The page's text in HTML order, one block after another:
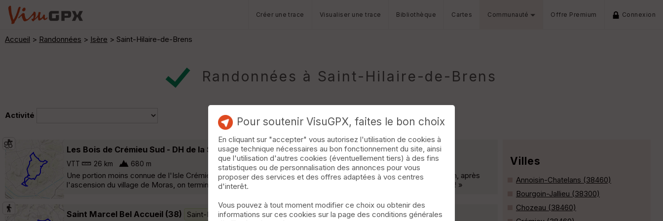
Créer une trace Visualiser une trace Bibliothèque Cartes Communauté Offre Premium Connexion
Accueil > Randonnées > Isère > Saint-Hilaire-de-Brens
Randonnées à Saint-Hilaire-de-Brens
Activité
Les Bois de Crémieu Sud - DH de la Source des Truppes Villemoirieu
VTT 26 km 680 m
Une portion moins connue de l'Isle Crémieu avec la traversée des Bois du Traversa, de Chaugnieux et du Plantiman, après
l'ascension du village de Moras, on termine par la DH de la Source des Truppes qui peut s'avérer très ruisselante ! ! »
Saint Marcel Bel Accueil (38) Saint-Marcel-Bel-Accueil
Villes
Annoisin-Chatelans (38460)
Bourgoin-Jallieu (38300)
Chozeau (38460)
Pour soutenir VisuGPX, faites le bon choix
En cliquant sur "accepter" vous autorisez l'utilisation de cookies à
usage technique nécessaires au bon fonctionnement du site, ainsi
que l'utilisation d'autres cookies (éventuellement tiers) à des fins
statistiques ou de personnalisation des annonces pour vous
proposer des services et des offres adaptées à vos centres
d'interêt.
Vous pouvez à tout moment modifier ce choix ou obtenir des
informations sur ces cookies sur la page des conditions générales